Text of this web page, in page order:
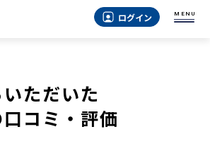
ログイン MENU
ただいた
コミ・評価